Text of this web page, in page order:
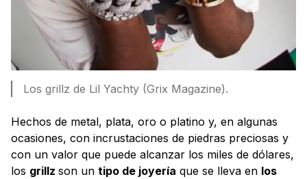
Los grillz de Lil Yachty (Grix Magazine).
Hechos de metal, plata, oro o platino y, en algunas
ocasiones, con incrustaciones de piedras preciosas y
con un valor que puede alcanzar los miles de dólares,
los grillz son un tipo de joyería que se lleva en los